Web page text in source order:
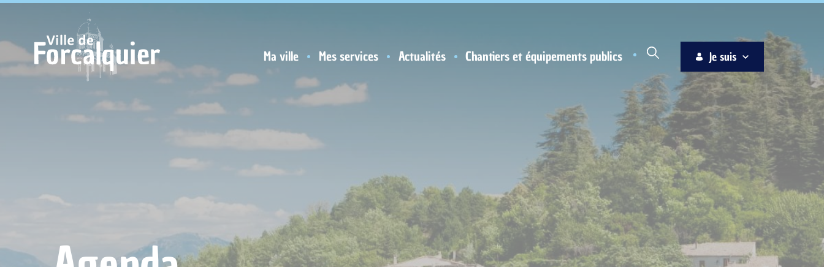
Ma ville Mes services Actualités Chantiers et équipements publics Je suis
Habitant
Associations
Jeune
Entreprise
Ainé
Cookies management panel